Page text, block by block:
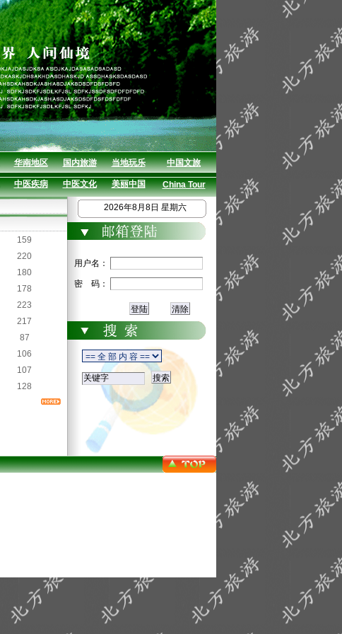
华南地区 国内旅游 当地玩乐 中国文旅
中医疾病 中医文化 美丽中国 China Tour
159
220
180
178
223
217
87
106
107
128
2026年8月8日 星期六
用户名：
密 码：